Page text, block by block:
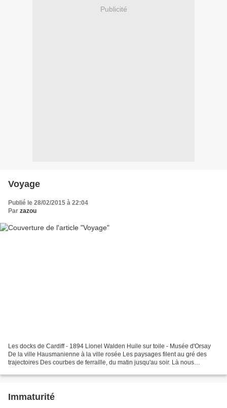
Publicité
Voyage
Publié le 28/02/2015 à 22:04
Par zazou
Les docks de Cardiff - 1894 Lionel Walden Huile sur toile - Musée d'Orsay
De la ville Hausmanienne à la ville rosée Les paysages filent au gré des
trajectoires Des courbes de ferraille, du matin jusqu'au soir. Là nous
Immaturité